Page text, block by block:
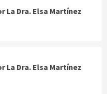
La Dra. Elsa Martínez
La Dra. Elsa Martínez